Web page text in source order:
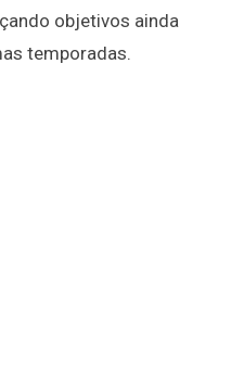
objetivos ainda
temporadas.